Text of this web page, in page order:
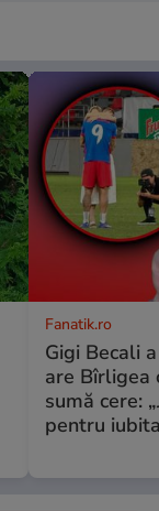
Fanatik.ro
Gigi Becali
are Bîrligea
sumă cere:
pentru